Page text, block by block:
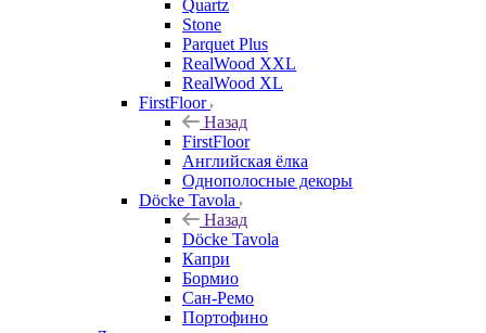
Quartz
Stone
Parquet Plus
RealWood XXL
RealWood XL
FirstFloor
Назад
FirstFloor
Английская ёлка
Однополосные декоры
Döcke Tavola
Назад
Döcke Tavola
Капри
Бормио
Сан-Ремо
Портофино